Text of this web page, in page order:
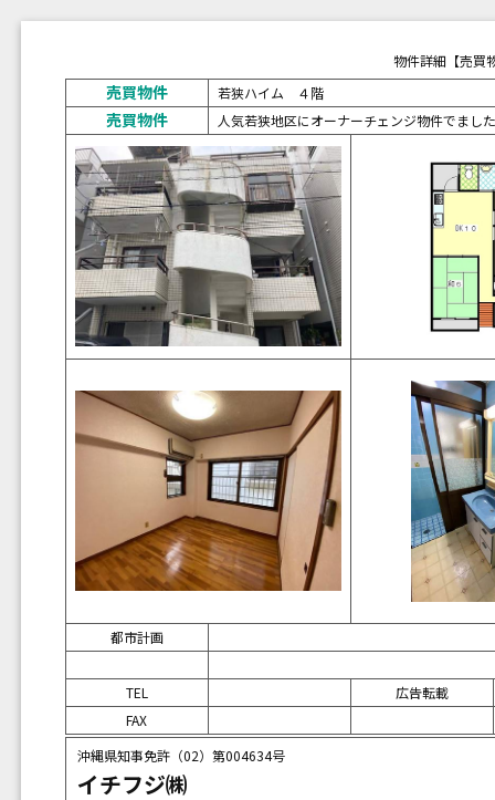
物件詳細【売買
売買物件 若狭ハイム ４階
売買物件 人気若狭地区にオーナーチェンジ物件でま
都市計画
TEL
広告転載
FAX
沖縄県知事免許（02）第004634号
イチフジ㈱